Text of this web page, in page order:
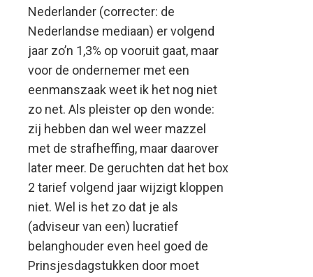
Nederlander (correcter: de
Nederlandse mediaan) er volgend
jaar zo’n 1,3% op vooruit gaat, maar
voor de ondernemer met een
eenmanszaak weet ik het nog niet
zo net. Als pleister op den wonde:
zij hebben dan wel weer mazzel
met de strafheffing, maar daarover
later meer. De geruchten dat het box
2 tarief volgend jaar wijzigt kloppen
niet. Wel is het zo dat je als
(adviseur van een) lucratief
belanghouder even heel goed de
Prinsjesdagstukken door moet